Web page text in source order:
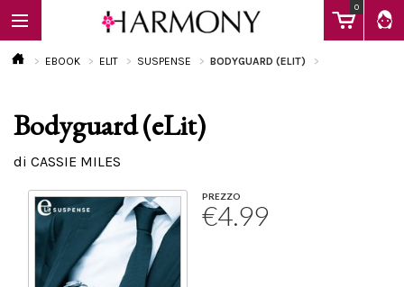
0
EBOOK
Calendario
EBOOK ELIT SUSPENSE BODYGUARD (ELIT)
Bodyguard (eLit)
di CASSIE MILES
PREZZO
€4.99